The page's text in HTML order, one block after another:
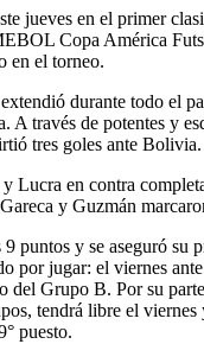
jueves en el primer
Copa América
en el torneo.
durante todo el
A través de potentes y
tres goles ante Bolivia.
Lucra en contra
y Guzmán
puntos y se aseguró su
por jugar: el viernes
del Grupo B. Por su
tendrá libre el viernes
puesto.